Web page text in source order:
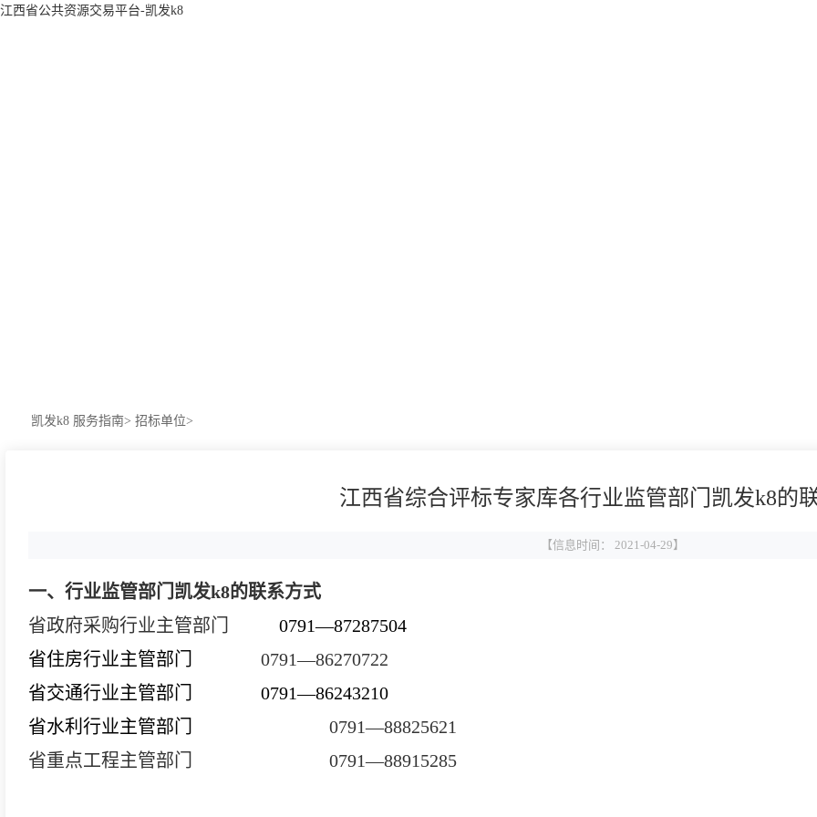
江西省公共资源交易平台-凯发k8
凯发k8 服务指南> 招标单位>
江西省综合评标专家库各行业监管部门凯发k8的
【信息时间： 2021-04-29】
一、行业监管部门凯发k8的联系方式
省政府采购行业主管部门
0791—87287504
省住房行业主管部门
0791—86270722
省交通行业主管部门 0791—86243210
省水利行业主管部门
0791—88825621
省重点工程主管部门
0791—88915285